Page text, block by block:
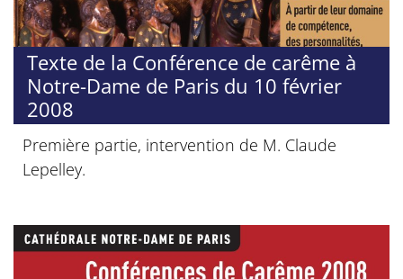
Texte de la Conférence de carême à
Notre-Dame de Paris du 10 février
2008
Première partie, intervention de M. Claude
Lepelley.